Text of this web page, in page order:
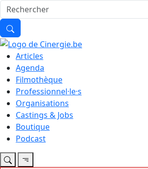
Articles
Agenda
Filmothèque
Professionnel·le·s
Organisations
Castings & Jobs
Boutique
Podcast